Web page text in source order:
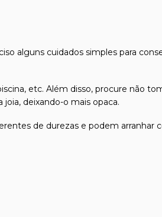
alguns cuidados simples para
etc. Além disso, procure não
deixando-o mais opaca.
de durezas e podem arranhar